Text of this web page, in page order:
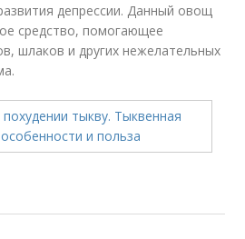
депрессии. Данный овощ
средство, помогающее
шлаков и других нежелательных